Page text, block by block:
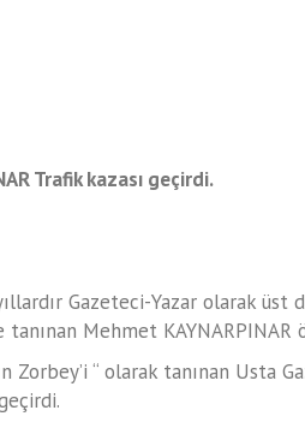
Trafik kazası geçirdi.
Gazeteci-Yazar olarak üst
Mehmet KAYNARPINAR
Zorbey’i “ olarak tanınan Usta